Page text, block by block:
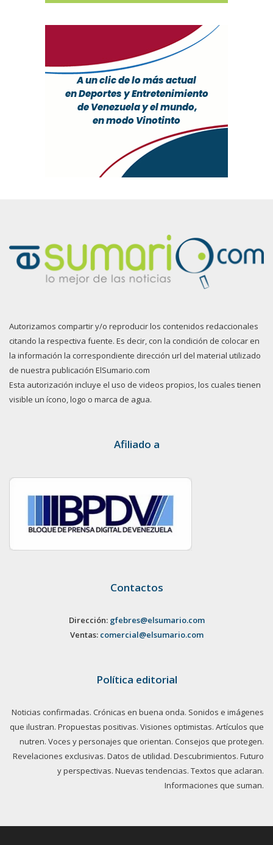
Autorizamos compartir y/o reproducir los contenidos redaccionales
citando la respectiva fuente. Es decir, con la condición de colocar en
la información la correspondiente dirección url del material utilizado
de nuestra publicación ElSumario.com
Esta autorización incluye el uso de videos propios, los cuales tienen
visible un ícono, logo o marca de agua.
Afiliado a
Contactos
Dirección: gfebres@elsumario.com
Ventas: comercial@elsumario.com
Política editorial
Noticias confirmadas. Crónicas en buena onda. Sonidos e imágenes
que ilustran. Propuestas positivas. Visiones optimistas. Artículos que
nutren. Voces y personajes que orientan. Consejos que protegen.
Revelaciones exclusivas. Datos de utilidad. Descubrimientos. Futuro
y perspectivas. Nuevas tendencias. Textos que aclaran.
Informaciones que suman.